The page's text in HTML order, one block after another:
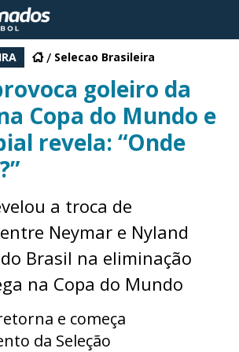
Selecao Brasileira
goleiro da
Copa do Mundo e
revela: “Onde
a troca de
Neymar e Nyland
Brasil na eliminação
na Copa do Mundo
e começa
da Seleção